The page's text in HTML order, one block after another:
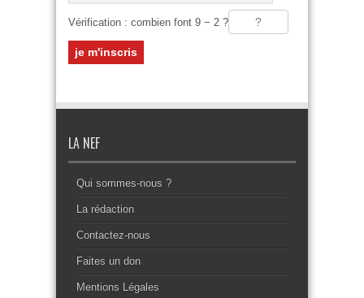
Vérification : combien font 9 − 2 ?
LA NEF
Qui sommes-nous ?
La rédaction
Contactez-nous
Faites un don
Mentions Légales